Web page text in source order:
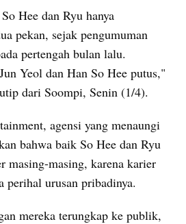
So Hee dan Ryu hanya
pekan, sejak pengumuman
pertengah bulan lalu.
Yeol dan Han So Hee putus,"
dari Soompi, Senin (1/4).
agensi yang menaungi
bahwa baik So Hee dan Ryu
masing-masing, karena karier
perihal urusan pribadinya.
mereka terungkap ke publik,